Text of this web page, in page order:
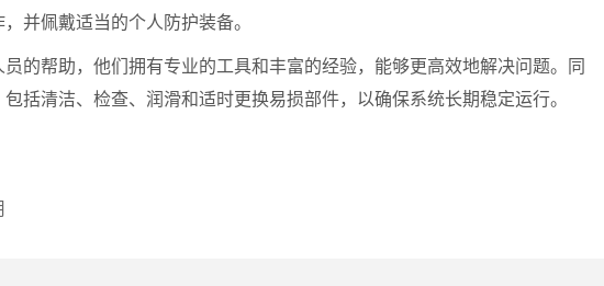
并佩戴适当的个人防护装备。
帮助，他们拥有专业的工具和丰富的经验，能够更高效地解决问题。同
括清洁、检查、润滑和适时更换易损部件，以确保系统长期稳定运行。